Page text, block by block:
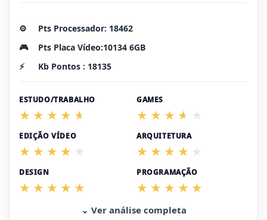
⚙️
Pts Processador: 18462
🎮
Pts Placa Vídeo:10134 6GB
⚡
Kb Pontos : 18135
ESTUDO/TRABALHO GAMES
EDIÇÃO VÍDEO ARQUITETURA
DESIGN PROGRAMAÇÃO
⌄ Ver análise completa